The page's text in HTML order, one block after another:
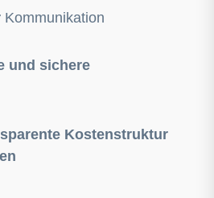
Kommunikation
und sichere
Kostenstruktur